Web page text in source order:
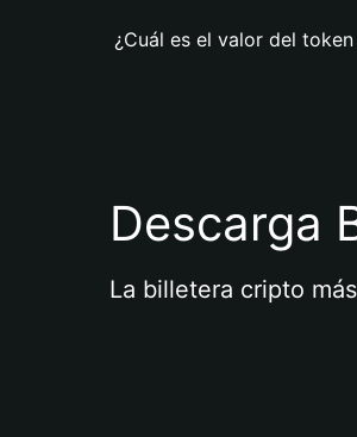
¿Cuál es el valor del
Descarga
La billetera cripto